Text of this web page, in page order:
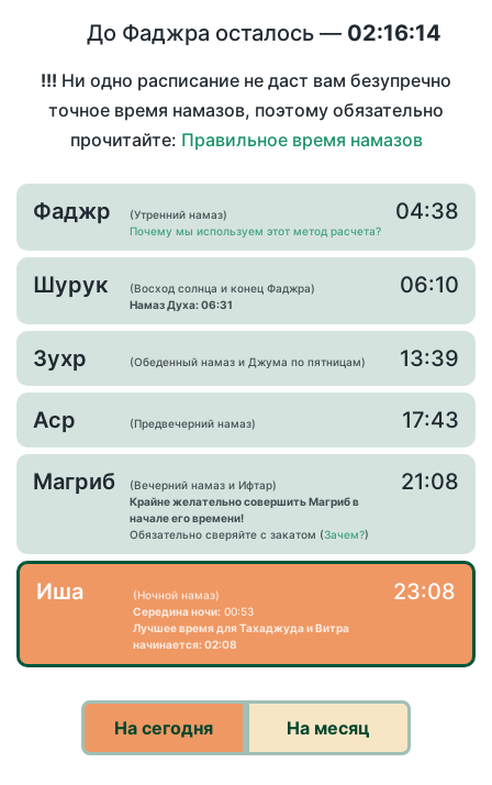
До Фаджра осталось — 02:16:14
!!! Ни одно расписание не даст вам безупречно
точное время намазов, поэтому обязательно
прочитайте: Правильное время намазов
Фаджр
(Утренний намаз)
Почему мы используем этот метод расчета?
04:38
Шурук
(Восход солнца и конец Фаджра)
Намаз Духа: 06:31
06:10
Зухр (Обеденный намаз и Джума по пятницам) 13:39
Аср (Предвечерний намаз) 17:43
Магриб
(Вечерний намаз и Ифтар)
Крайне желательно совершить Магриб в
начале его времени!
Обязательно сверяйте с закатом (Зачем?)
21:08
Иша
(Ночной намаз)
Середина ночи: 00:53
Лучшее время для Тахаджуда и Витра
начинается: 02:08
23:08
На сегодня На месяц